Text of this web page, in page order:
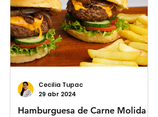
Hamburguesa de Carne Molida
Cecilia Tupac
29 abr 2024